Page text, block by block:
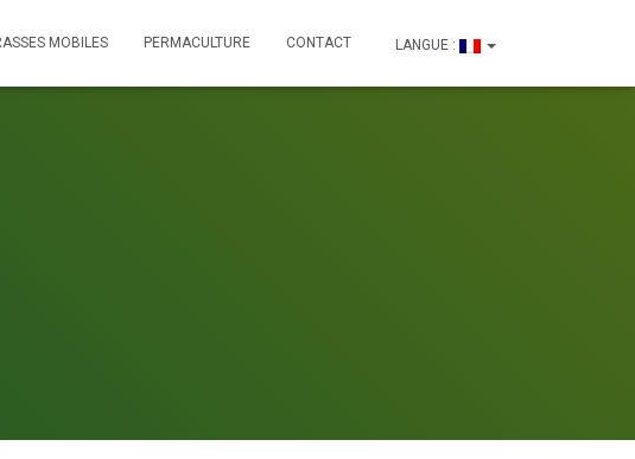
MOBILES PERMACULTURE CONTACT LANGUE :